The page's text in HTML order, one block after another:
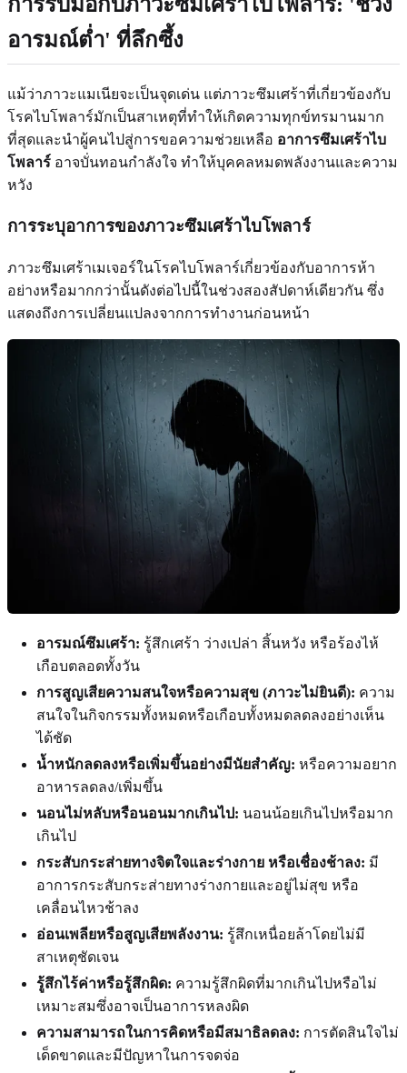
อารมณ์ต่ำ' ที่ลึกซึ้ง
แม้ว่าภาวะแมเนียจะเป็นจุดเด่น แต่ภาวะซึมเศร้าที่เกี่ยวข้องกับ
โรคไบโพลาร์มักเป็นสาเหตุที่ทำให้เกิดความทุกข์ทรมานมาก
ที่สุดและนำผู้คนไปสู่การขอความช่วยเหลือ อาการซึมเศร้าไบ
โพลาร์ อาจบั่นทอนกำลังใจ ทำให้บุคคลหมดพลังงานและความ
หวัง
การระบุอาการของภาวะซึมเศร้าไบโพลาร์
ภาวะซึมเศร้าเมเจอร์ในโรคไบโพลาร์เกี่ยวข้องกับอาการห้า
อย่างหรือมากกว่านั้นดังต่อไปนี้ในช่วงสองสัปดาห์เดียวกัน ซึ่ง
แสดงถึงการเปลี่ยนแปลงจากการทำงานก่อนหน้า
อารมณ์ซึมเศร้า: รู้สึกเศร้า ว่างเปล่า สิ้นหวัง หรือร้องไห้
เกือบตลอดทั้งวัน
การสูญเสียความสนใจหรือความสุข (ภาวะไม่ยินดี): ความ
สนใจในกิจกรรมทั้งหมดหรือเกือบทั้งหมดลดลงอย่างเห็น
ได้ชัด
น้ำหนักลดลงหรือเพิ่มขึ้นอย่างมีนัยสำคัญ: หรือความอยาก
อาหารลดลง/เพิ่มขึ้น
นอนไม่หลับหรือนอนมากเกินไป: นอนน้อยเกินไปหรือมาก
เกินไป
กระสับกระส่ายทางจิตใจและร่างกาย หรือเชื่องช้าลง: มี
อาการกระสับกระส่ายทางร่างกายและอยู่ไม่สุข หรือ
เคลื่อนไหวช้าลง
อ่อนเพลียหรือสูญเสียพลังงาน: รู้สึกเหนื่อยล้าโดยไม่มี
สาเหตุชัดเจน
รู้สึกไร้ค่าหรือรู้สึกผิด: ความรู้สึกผิดที่มากเกินไปหรือไม่
เหมาะสมซึ่งอาจเป็นอาการหลงผิด
ความสามารถในการคิดหรือมีสมาธิลดลง: การตัดสินใจไม่
เด็ดขาดและมีปัญหาในการจดจ่อ